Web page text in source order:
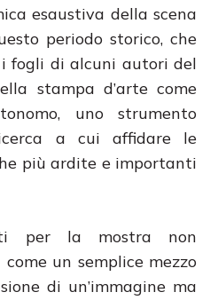
esaustiva della scena
periodo storico, che
fogli di alcuni autori del
stampa d’arte come
uno strumento
a cui affidare le
più ardite e importanti
per la mostra non
un semplice mezzo
di un’immagine ma